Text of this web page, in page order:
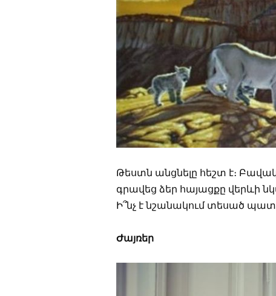
Թեստն անցնելը հեշտ է։
գրավեց ձեր հայացքը վերևի
Ի՞նչ է նշանակում տեսած
Ժայռեր